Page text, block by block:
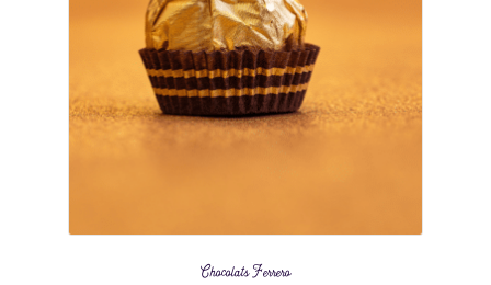
Chocolats Ferrero